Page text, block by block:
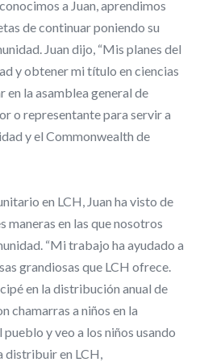
a Juan, aprendimos
de continuar poniendo su
Juan dijo, “Mis planes del
y obtener mi título en ciencias
la asamblea general de
o representante para servir a
y el Commonwealth de
en LCH, Juan ha visto de
maneras en las que nosotros
“Mi trabajo ha ayudado a
grandiosas que LCH ofrece.
en la distribución anual de
chamarras a niños en la
y veo a los niños usando
distribuir en LCH,